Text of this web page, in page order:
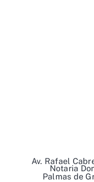
Notaria
Av. Rafael
Palmas de